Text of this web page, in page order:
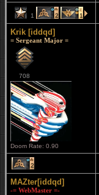
1 2 1
Krik [iddqd]
= Sergeant Major =
708
Doom Rate: 0.90
2
MAZter[iddqd]
-= WebMaster =-